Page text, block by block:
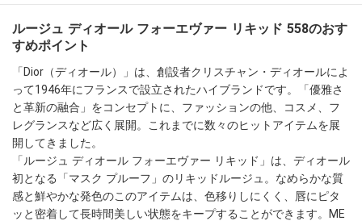
ルージュ ディオール フォーエヴァー リキッド 558のおす
すめポイント
「Dior（ディオール）」は、創設者クリスチャン・ディオールによ
って1946年にフランスで設立されたハイブランドです。「優雅さ
と革新の融合」をコンセプトに、ファッションの他、コスメ、フ
レグランスなど広く展開。これまでに数々のヒットアイテムを展
開してきました。
「ルージュ ディオール フォーエヴァー リキッド」は、ディオール
初となる「マスク プルーフ」のリキッドルージュ。なめらかな質
感と鮮やかな発色のこのアイテムは、色移りしにくく、唇にピタ
ッと密着して長時間美しい状態をキープすることができます。ME